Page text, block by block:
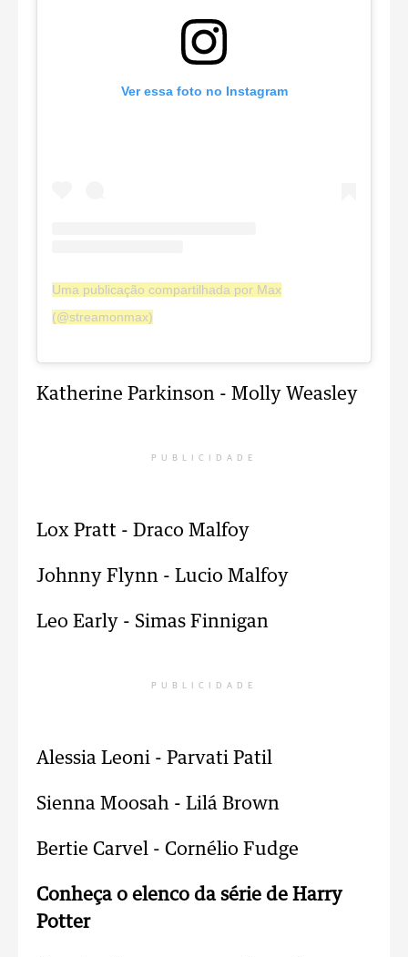
Ver essa foto no Instagram
Uma publicação compartilhada por Max
(@streamonmax)
Katherine Parkinson - Molly Weasley
PUBLICIDADE
Lox Pratt - Draco Malfoy
Johnny Flynn - Lucio Malfoy
Leo Early - Simas Finnigan
PUBLICIDADE
Alessia Leoni - Parvati Patil
Sienna Moosah - Lilá Brown
Bertie Carvel - Cornélio Fudge
Conheça o elenco da série de Harry
Potter